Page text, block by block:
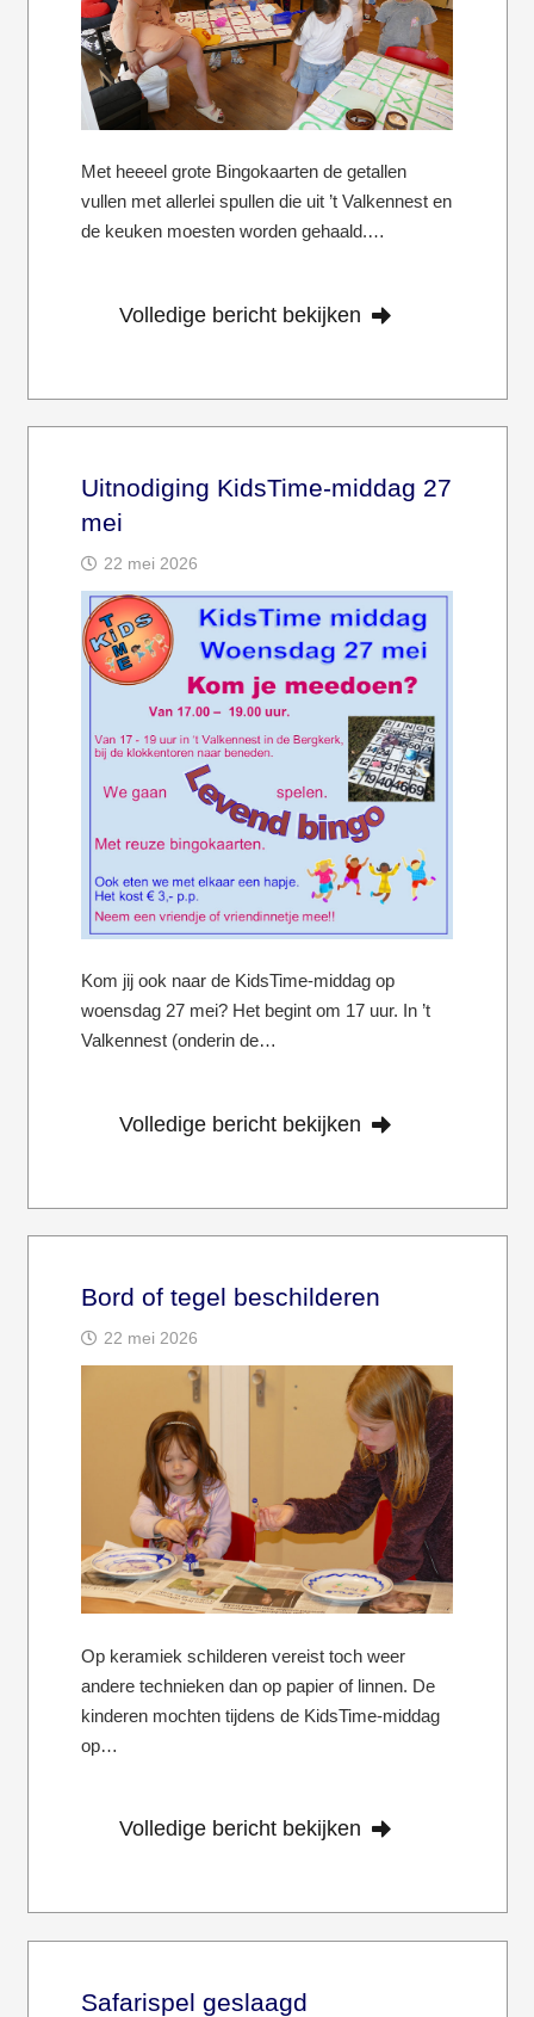
Met heeeel grote Bingokaarten de getallen
vullen met allerlei spullen die uit ’t Valkennest en
de keuken moesten worden gehaald.…
Volledige bericht bekijken
Uitnodiging KidsTime-middag 27
mei
22 mei 2026
Kom jij ook naar de KidsTime-middag op
woensdag 27 mei? Het begint om 17 uur. In ’t
Valkennest (onderin de…
Volledige bericht bekijken
Bord of tegel beschilderen
22 mei 2026
Op keramiek schilderen vereist toch weer
andere technieken dan op papier of linnen. De
kinderen mochten tijdens de KidsTime-middag
op…
Volledige bericht bekijken
Safarispel geslaagd